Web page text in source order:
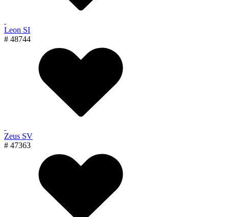
Leon SI
# 48744
Zeus SV
# 47363